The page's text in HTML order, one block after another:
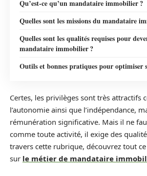
Qu’est-ce qu’un mandataire immobilier ?
Quelles sont les missions du mandataire
Quelles sont les qualités requises pour
mandataire immobilier ?
Outils et bonnes pratiques pour optimiser
Certes, les privilèges sont très attractifs
l’autonomie ainsi que l’indépendance,
rémunération significative. Mais il ne
comme toute activité, il exige des
travers cette rubrique, découvrez tout
sur le métier de mandataire